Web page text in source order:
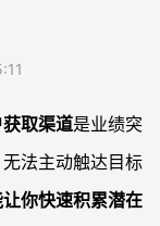
式？
取渠道是业绩突
法主动触达目标
你快速积累潜在